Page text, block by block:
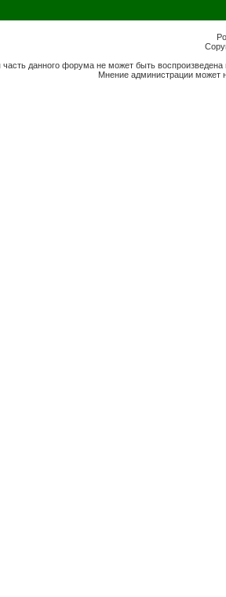
часть данного форума не может быть
Мнение администрации может